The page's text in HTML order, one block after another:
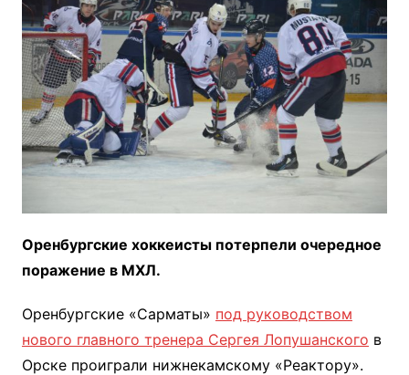
Оренбургские хоккеисты потерпели очередное
поражение в МХЛ.
Оренбургские «Сарматы» под руководством
нового главного тренера Сергея Лопушанского в
Орске проиграли нижнекамскому «Реактору».